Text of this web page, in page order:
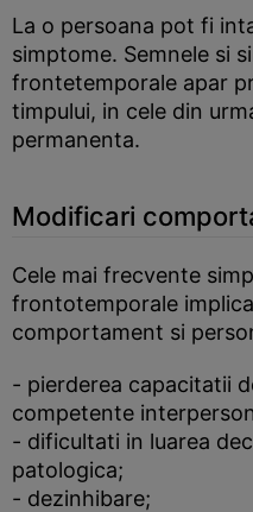
La o persoana pot fi
simptome. Semnele si
frontetemporale apar
timpului, in cele din
permanenta.
Modificari
Cele mai frecvente
frontotemporale
comportament si
- pierderea capacitatii
competente
- dificultati in luarea
patologica;
- dezinhibare;